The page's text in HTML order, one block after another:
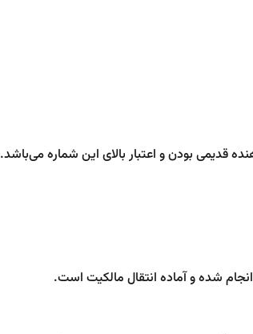
قدیمی بودن و اعتبار بالای این شماره می‌باشد.
شده و آماده انتقال مالکیت است.